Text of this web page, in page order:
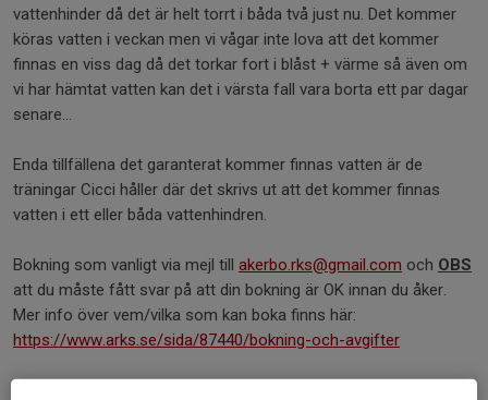
vattenhinder då det är helt torrt i båda två just nu. Det kommer
köras vatten i veckan men vi vågar inte lova att det kommer
finnas en viss dag då det torkar fort i blåst + värme så även om
vi har hämtat vatten kan det i värsta fall vara borta ett par dagar
senare...
Enda tillfällena det garanterat kommer finnas vatten är de
träningar Cicci håller där det skrivs ut att det kommer finnas
vatten i ett eller båda vattenhindren.
Bokning som vanligt via mejl till akerbo.rks@gmail.com och OBS
att du måste fått svar på att din bokning är OK innan du åker.
Mer info över vem/vilka som kan boka finns här:
https://www.arks.se/sida/87440/bokning-och-avgifter